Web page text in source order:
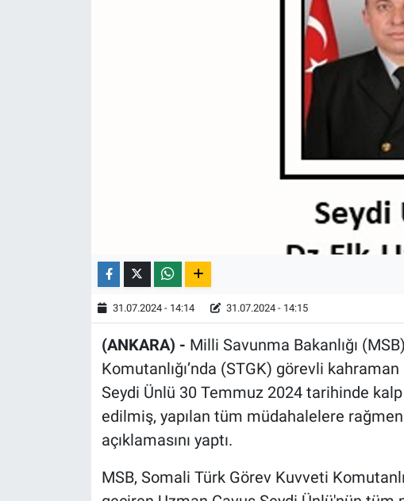
31.07.2024 - 14:14 31.07.2024 - 14:15
(ANKARA) - Milli Savunma Bakanlığı
Komutanlığı’nda (STGK) görevli
Seydi Ünlü 30 Temmuz 2024 tarihinde
edilmiş, yapılan tüm müdahalelere
açıklamasını yaptı.
MSB, Somali Türk Görev Kuvveti